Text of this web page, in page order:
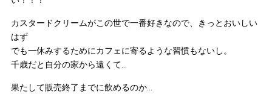
カスタードクリームがこの世で一番好きなので、きっとおいしい
はず
でも一休みするためにカフェに寄るような習慣もないし。
千歳だと自分の家から遠くて…
果たして販売終了までに飲めるのか…